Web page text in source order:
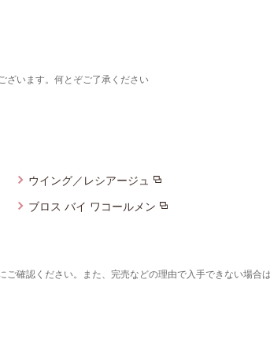
ざいます。何とぞご了承ください
ウイング／レシアージュ
ブロス バイ ワコールメン
確認ください。また、完売などの理由で入手できない場合は